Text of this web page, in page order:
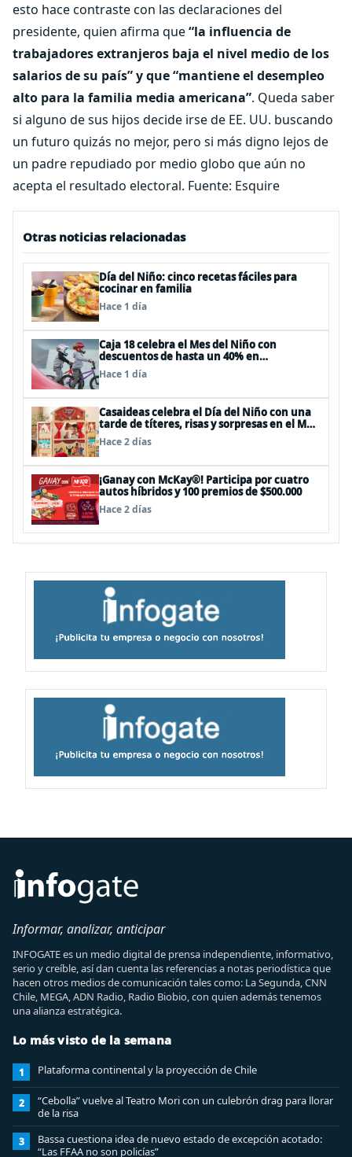
esto hace contraste con las declaraciones del
presidente, quien afirma que“la influencia de
trabajadores extranjeros baja el nivel medio de los
salarios de su país” y que “mantiene el desempleo
alto para la familia media americana”. Queda saber
si alguno de sus hijos decide irse de EE. UU. buscando
un futuro quizás no mejor, pero si más digno lejos de
un padre repudiado por medio globo que aún no
acepta el resultado electoral. Fuente: Esquire
Otras noticias relacionadas
Día del Niño: cinco recetas fáciles para
cocinar en familia
Hace 1 día
Caja 18 celebra el Mes del Niño con
descuentos de hasta un 40% en
panoramas, cine, shows y streaming
Hace 1 día
Casaideas celebra el Día del Niño con una
tarde de títeres, risas y sorpresas en el Mall
Plaza Vespucio
Hace 2 días
¡Ganay con McKay®! Participa por cuatro
autos híbridos y 100 premios de $500.000
Hace 2 días
Informar, analizar, anticipar
INFOGATE es un medio digital de prensa independiente, informativo,
serio y creíble, así dan cuenta las referencias a notas periodística que
hacen otros medios de comunicación tales como: La Segunda, CNN
Chile, MEGA, ADN Radio, Radio Biobio, con quien además tenemos
una alianza estratégica.
Lo más visto de la semana
1 Plataforma continental y la proyección de Chile
2
“Cebolla” vuelve al Teatro Mori con un culebrón drag para llorar
de la risa
3
Bassa cuestiona idea de nuevo estado de excepción acotado:
“Las FFAA no son policías”